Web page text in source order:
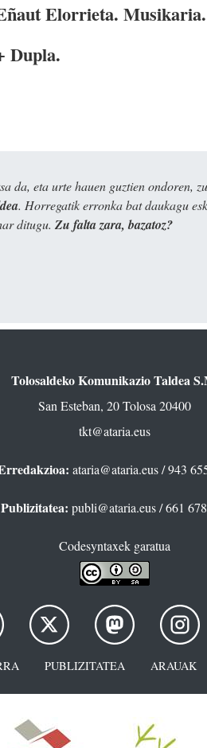
Elorrieta. Musikaria.
Dupla.
da, eta urte hauen guztien ondoren,
. Horregatik erronka bat daukagu
ditugu. Zu falta zara, bazatoz?
Tolosaldeko Komunikazio Taldea
San Esteban, 20 Tolosa 20400
tkt@ataria.eus
ataria@ataria.eus/ 943
Publizitatea: publi@ataria.eus/ 661
Codesyntaxek garatua
PUBLIZITATEA ARAUAK